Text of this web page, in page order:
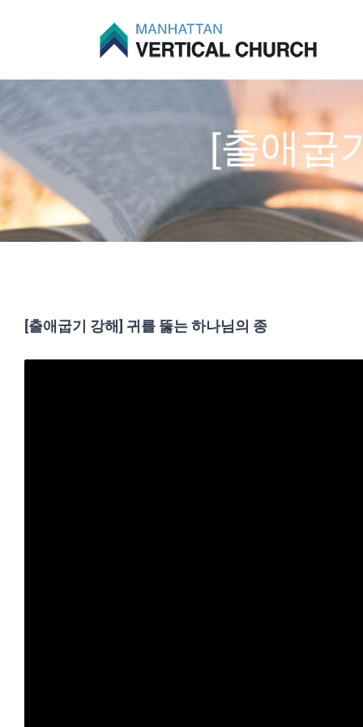
[출애굽
[출애굽기 강해] 귀를 뚫는 하나님의 종